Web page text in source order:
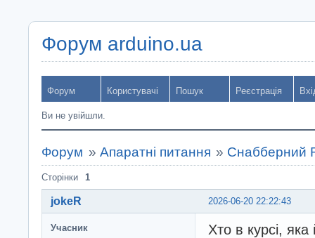
Форум arduino.ua
Форум Користувачі Пошук Реєстрація
Ви не увійшли.
Форум » Апаратні питання » Снабберний
Сторінки 1
2026-06-20 22:22:43
jokeR
Учасник
Хто в курсі,